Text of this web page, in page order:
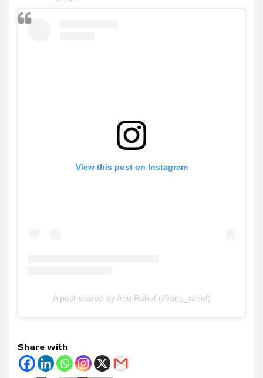
View this post on Instagram
A post shared by Anu Rahuf (@anu_rahuf)
Share with